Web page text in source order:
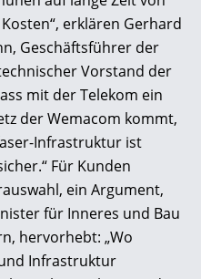
erklären Gerhard
Geschäftsführer der
Vorstand der
mit der Telekom ein
der Wemacom kommt,
Infrastruktur ist
Für Kunden
ein Argument,
für Inneres und Bau
hervorhebt: „Wo
Infrastruktur